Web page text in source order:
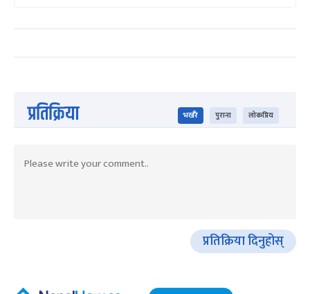
प्रतिक्रिया भर्खरै पुराना लोकप्रिय
प्रतिक्रिया दिनुहोस्